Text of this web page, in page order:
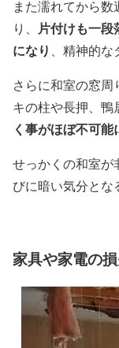
また濡れてから
り、 片付けも一段
になり 、精神的な
さらに和室の窓周
キの柱や長押、鴨
く事がほぼ不可能
せっかくの和室が
びに暗い気分とな
家具や家電の